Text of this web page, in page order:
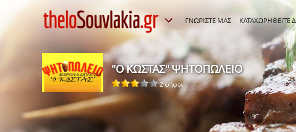
ΓΝΩΡΙΣΤΕ ΜΑΣ ΚΑΤΑΧΩΡΗΘΕΙΤΕ
"Ο ΚΩΣΤΑΣ" ΨΗΤΟΠΩΛΕΙΟ
2 ψήφοι